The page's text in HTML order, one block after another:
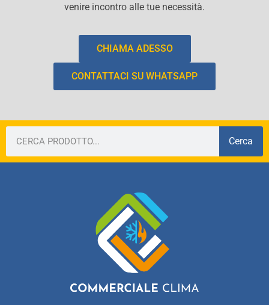
venire incontro alle tue necessità.
CHIAMA ADESSO
CONTATTACI SU WHATSAPP
Cerca